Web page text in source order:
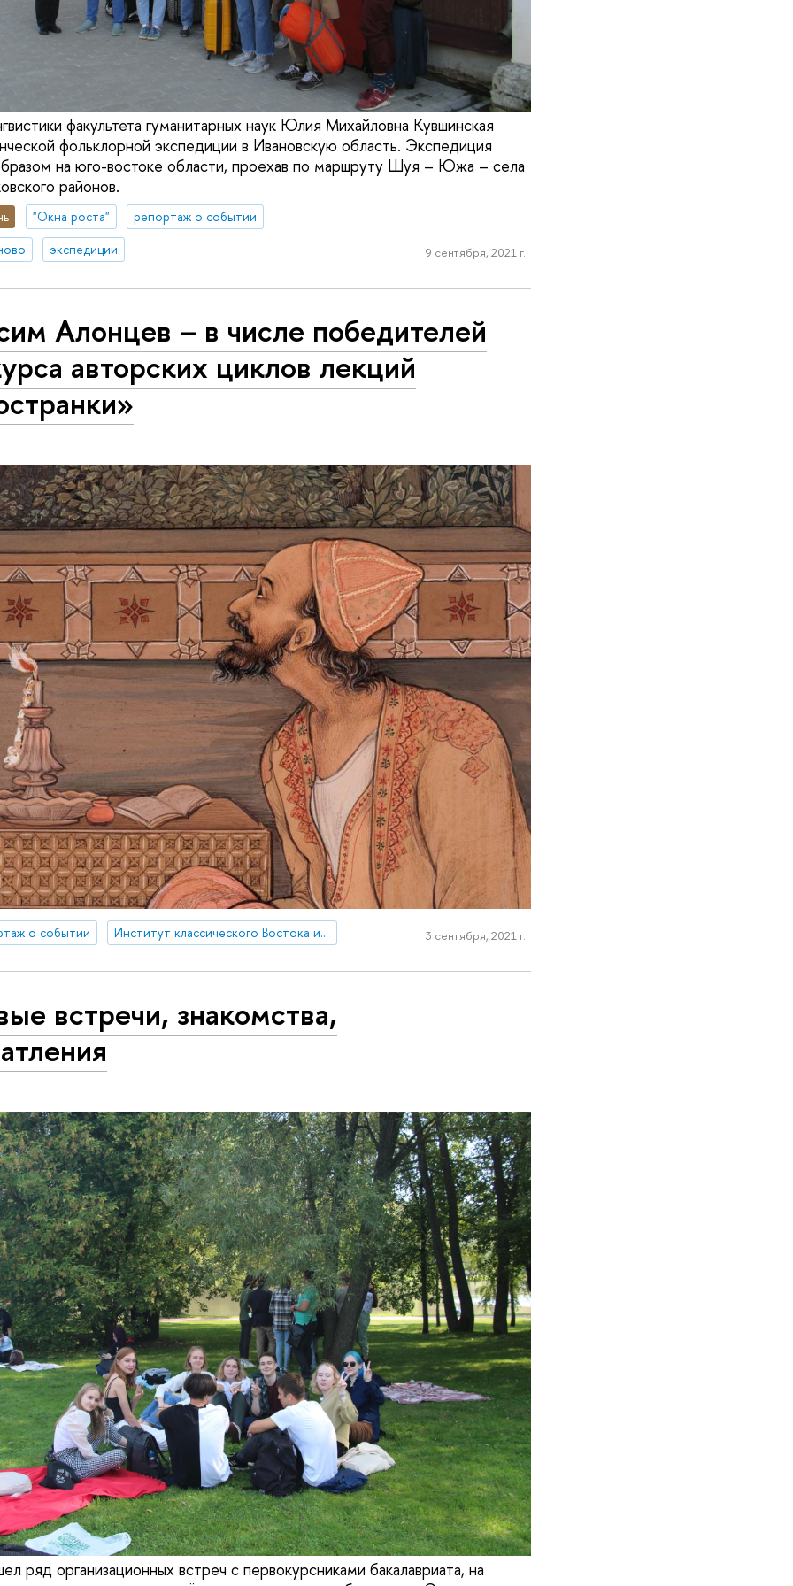
факультета гуманитарных наук Юлия Михайловна Кувшинская
фольклорной экспедиции в Ивановскую область. Экспедиция
на юго-востоке области, проехав по маршруту Шуя – Южа – села
районов.
"Окна роста"
репортаж о событии
экспедиции 9 сентября, 2021 г.
Алонцев – в числе победителей
авторских циклов лекций
о событии Институт классического Востока и античности 3 сентября, 2021 г.
встречи, знакомства,
ряд организационных встреч с первокурсниками ба­ка­лаври­а­та, на